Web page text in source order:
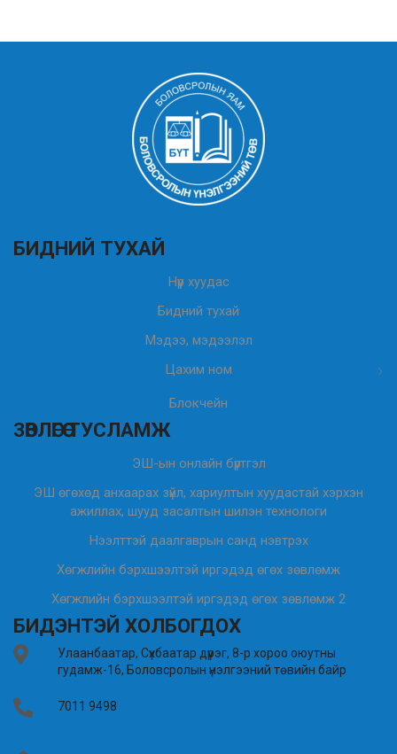
БИДНИЙ ТУХАЙ
Нүүр хуудас
Бидний тухай
Мэдээ, мэдээлэл
Цахим ном
Блокчейн
ЗӨВЛӨГӨӨ ТУСЛАМЖ
ЭШ-ын онлайн бүртгэл
ЭШ өгөхөд анхаарах зүйл, хариултын хуудастай хэрхэн
ажиллах, шууд засалтын шилэн технологи
Нээлттэй даалгаврын санд нэвтрэх
Хөгжлийн бэрхшээлтэй иргэдэд өгөх зөвлөмж
Хөгжлийн бэрхшээлтэй иргэдэд өгөх зөвлөмж 2
БИДЭНТЭЙ ХОЛБОГДОХ
Улаанбаатар, Сүхбаатар дүүрэг, 8-р хороо оюутны
гудамж-16, Боловсролын үнэлгээний төвийн байр
7011 9498